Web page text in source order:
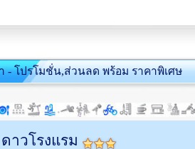
- โปรโมชั่น,ส่วนลด พร้อม ราคาพิเศษ
าวโรงแรม